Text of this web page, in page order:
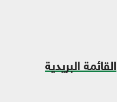
القائمة البريدية